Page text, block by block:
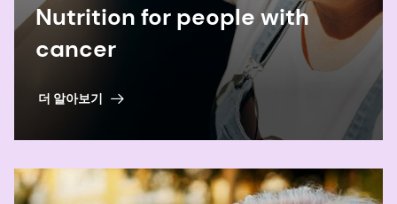
Nutrition for people with
cancer
더 알아보기